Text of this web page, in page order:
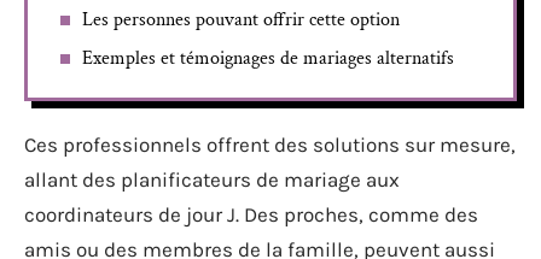
Les personnes pouvant offrir cette option
Exemples et témoignages de mariages alternatifs
Ces professionnels offrent des solutions sur mesure,
allant des planificateurs de mariage aux
coordinateurs de jour J. Des proches, comme des
amis ou des membres de la famille, peuvent aussi